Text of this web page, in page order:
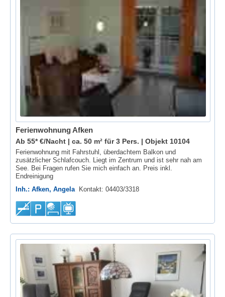
Ferienwohnung Afken
Ab 55* €/Nacht | ca. 50 m² für 3 Pers. | Objekt 10104
Ferienwohnung mit Fahrstuhl, überdachtem Balkon und
zusätzlicher Schlafcouch. Liegt im Zentrum und ist sehr nah am
See. Bei Fragen rufen Sie mich einfach an. Preis inkl.
Endreinigung
Inh.: Afken, Angela Kontakt: 04403/3318